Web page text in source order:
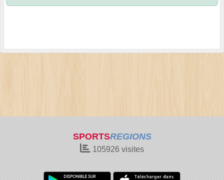
SPORTSREGIONS
105926 visites